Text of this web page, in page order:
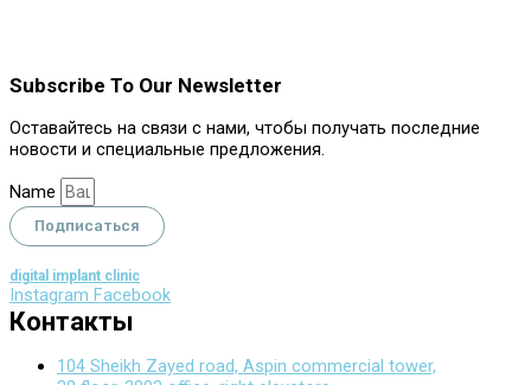
Subscribe To Our Newsletter
Оставайтесь на связи с нами, чтобы получать последние
новости и специальные предложения.
Name
Подписаться
digital implant clinic
Instagram Facebook
Контакты
104 Sheikh Zayed road, Aspin commercial tower,